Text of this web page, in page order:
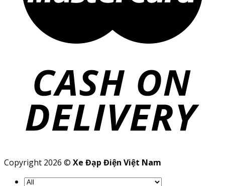
Copyright 2026 © Xe Đạp Điện Việt Nam